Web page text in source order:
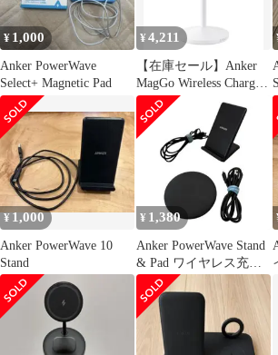
ラック
¥ 1,000
Anker PowerWave
Select+ Magnetic Pad
¥ 4,211
【在庫セール】Anker
MagGo Wireless Charger
(Stand) Qi2対応 マグネ
ット式 ワイヤレス充電
ステーション/ワイヤレ
ス出力 MagSafe対応
iPhone 17 / 16 / 15 / 14 /
13 ホワイト
¥1,000
Anker PowerWave 10
Stand
¥ 1,380
Anker PowerWave Stand
& Pad ワイヤレス充電
器